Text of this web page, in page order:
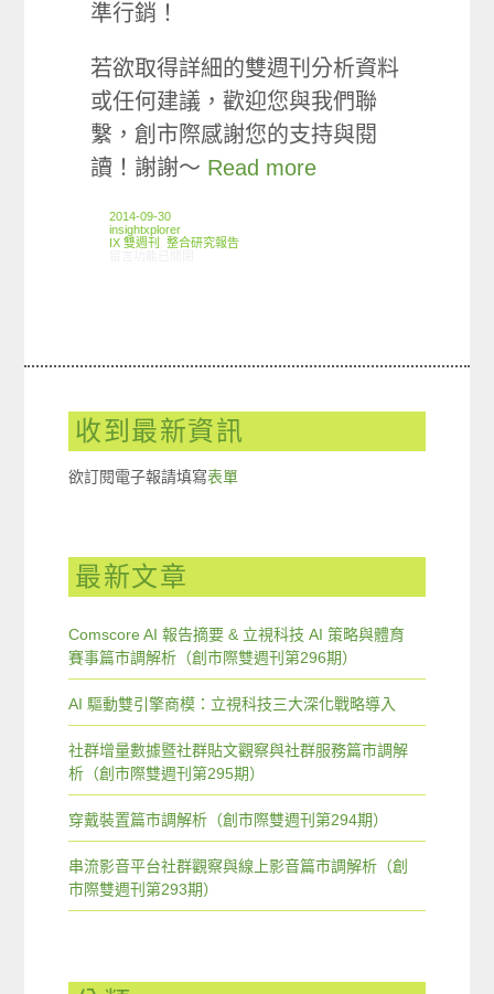
準行銷！
若欲取得詳細的雙週刊分析資料
或任何建議，歡迎您與我們聯
繫，創市際感謝您的支持與閱
讀！謝謝～ Read more
2014-09-30
insightxplorer
IX 雙週刊
,整合研究報告
收到最新資訊
欲訂閱電子報請填寫表單
最新文章
Comscore AI 報告摘要 & 立視科技 AI 策略與體育
賽事篇市調解析（創市際雙週刊第296期）
AI 驅動雙引擎商模：立視科技三大深化戰略導入
社群增量數據暨社群貼文觀察與社群服務篇市調解
析（創市際雙週刊第295期）
穿戴裝置篇市調解析（創市際雙週刊第294期）
串流影音平台社群觀察與線上影音篇市調解析（創
市際雙週刊第293期）